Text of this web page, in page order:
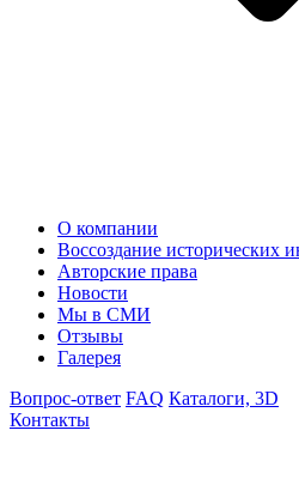
О компании
Воссоздание исторических
Авторские права
Новости
Мы в СМИ
Отзывы
Галерея
Вопрос-ответ FAQ Каталоги, 3D
Контакты